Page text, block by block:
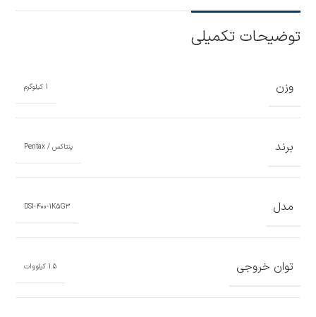
توضیحات تکمیلی
وزن 1 کیلوگرم
برند پنتاکس / Pentax
مدل DSI-400-1K5G3
توان خروجی 1.5 کیلووات